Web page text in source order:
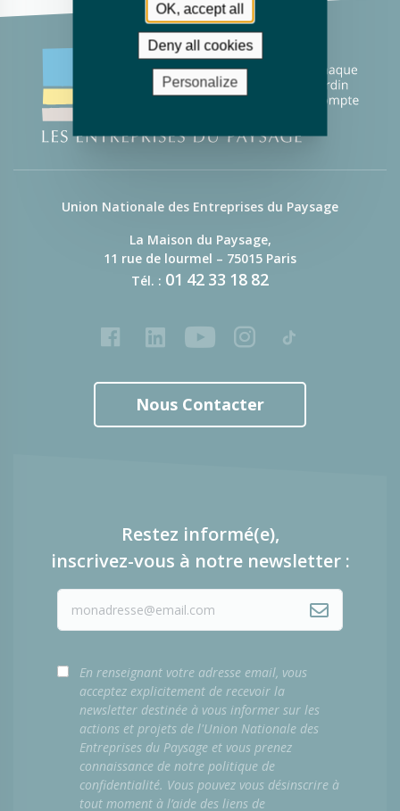
Union Nationale des Entreprises du Paysage
La Maison du Paysage,
11 rue de lourmel – 75015 Paris
Tél. : 01 42 33 18 82
FacebookLinkedInYoutubeInstagram
Tiktok
Nous Contacter
Restez informé(e),
inscrivez-vous à notre newsletter :
En renseignant votre adresse email, vous
acceptez explicitement de recevoir la
newsletter destinée à vous informer sur les
actions et projets de l'Union Nationale des
Entreprises du Paysage et vous prenez
connaissance de notre politique de
confidentialité. Vous pouvez vous désinscrire à
tout moment à l’aide des liens de
OK, accept all
Deny all cookies
Personalize